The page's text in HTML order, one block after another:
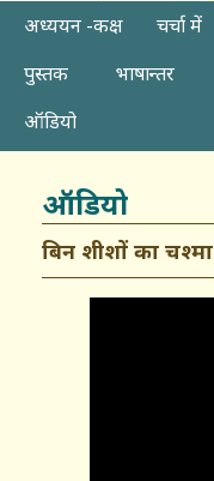
अध्ययन -कक्ष चर्चा में
पुस्तक
भाषान्तर
ऑडियो
ऑडियो
बिन शीशों का चश्मा